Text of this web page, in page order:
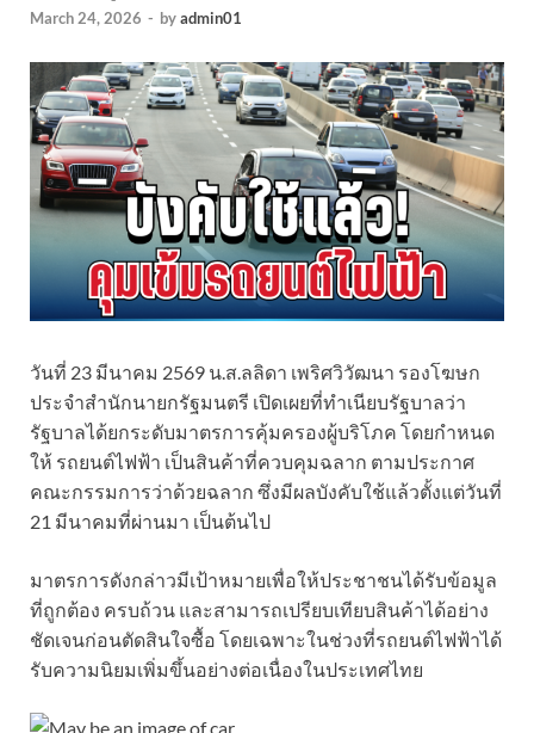
March 24, 2026 - byadmin01
วันที่ 23 มีนาคม 2569 น.ส.ลลิดา เพริศวิวัฒนา รองโฆษก
ประจำสำนักนายกรัฐมนตรี เปิดเผยที่ทำเนียบรัฐบาลว่า
รัฐบาลได้ยกระดับมาตรการคุ้มครองผู้บริโภค โดยกำหนด
ให้ รถยนต์ไฟฟ้า เป็นสินค้าที่ควบคุมฉลาก ตามประกาศ
คณะกรรมการว่าด้วยฉลาก ซึ่งมีผลบังคับใช้แล้วตั้งแต่วันที่
21 มีนาคมที่ผ่านมา เป็นต้นไป
มาตรการดังกล่าวมีเป้าหมายเพื่อให้ประชาชนได้รับข้อมูล
ที่ถูกต้อง ครบถ้วน และสามารถเปรียบเทียบสินค้าได้อย่าง
ชัดเจนก่อนตัดสินใจซื้อ โดยเฉพาะในช่วงที่รถยนต์ไฟฟ้าได้
รับความนิยมเพิ่มขึ้นอย่างต่อเนื่องในประเทศไทย